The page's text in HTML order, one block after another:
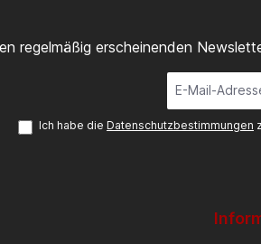
regelmäßig erscheinenden
Ich habe die Datenschutzbestimmungen